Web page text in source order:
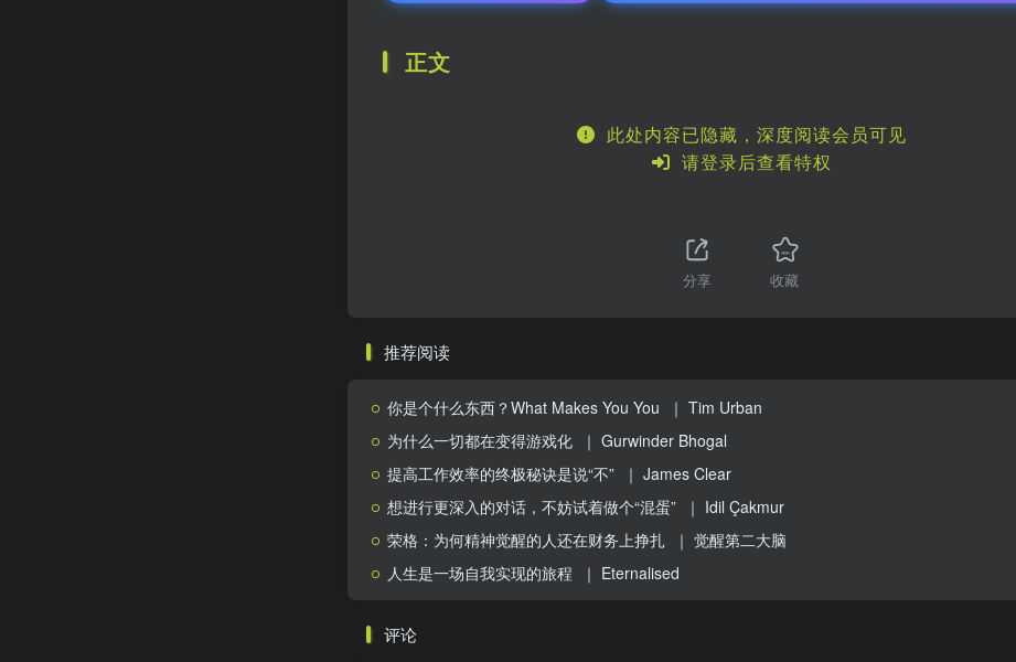
正文
此处内容已隐藏，深度阅读会员可见
请登录后查看特权
分享 收藏
推荐阅读
你是个什么东西？What Makes You You ｜ Tim Urban
为什么一切都在变得游戏化 ｜ Gurwinder Bhogal
提高工作效率的终极秘诀是说“不” ｜ James Clear
想进行更深入的对话，不妨试着做个“混蛋” ｜ Idil Çakmur
荣格：为何精神觉醒的人还在财务上挣扎 ｜ 觉醒第二大脑
人生是一场自我实现的旅程 ｜ Eternalised
评论